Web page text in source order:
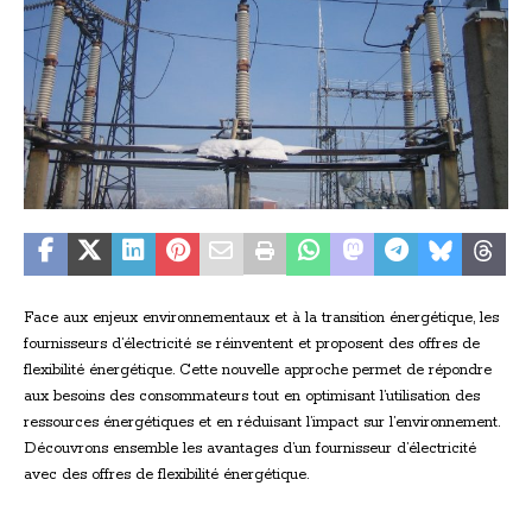
Face aux enjeux environnementaux et à la transition énergétique, les
fournisseurs d’électricité se réinventent et proposent des offres de
flexibilité énergétique. Cette nouvelle approche permet de répondre
aux besoins des consommateurs tout en optimisant l’utilisation des
ressources énergétiques et en réduisant l’impact sur l’environnement.
Découvrons ensemble les avantages d’un fournisseur d’électricité
avec des offres de flexibilité énergétique.